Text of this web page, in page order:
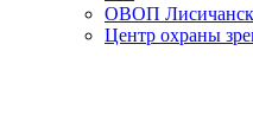
ОВОП
Центр охраны